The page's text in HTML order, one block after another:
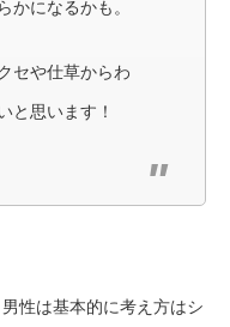
かになるかも。
セや仕草からわ
と思います！
性は基本的に考え方はシ